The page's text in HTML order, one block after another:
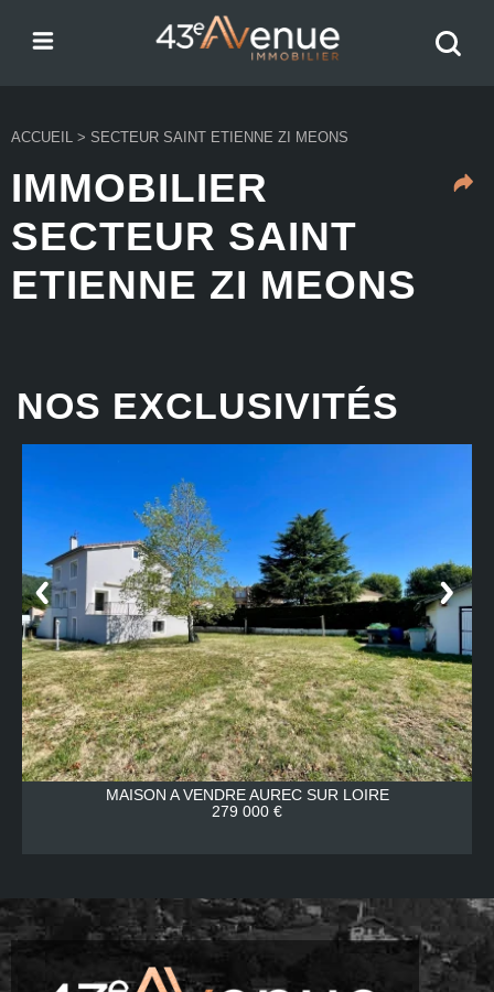
ACCUEIL > SECTEUR SAINT ETIENNE ZI MEONS
IMMOBILIER
SECTEUR SAINT
ETIENNE ZI MEONS
NOS EXCLUSIVITÉS
MAISON A VENDRE AUREC SUR LOIRE
279 000 €